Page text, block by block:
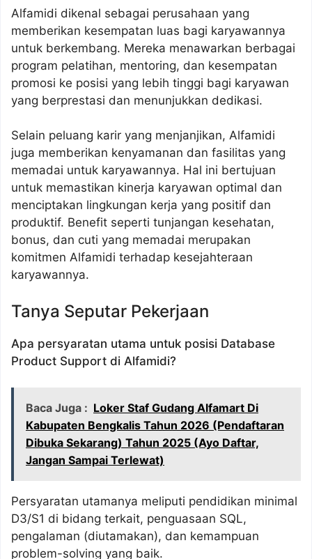
Alfamidi dikenal sebagai perusahaan yang
memberikan kesempatan luas bagi karyawannya
untuk berkembang. Mereka menawarkan berbagai
program pelatihan, mentoring, dan kesempatan
promosi ke posisi yang lebih tinggi bagi karyawan
yang berprestasi dan menunjukkan dedikasi.
Selain peluang karir yang menjanjikan, Alfamidi
juga memberikan kenyamanan dan fasilitas yang
memadai untuk karyawannya. Hal ini bertujuan
untuk memastikan kinerja karyawan optimal dan
menciptakan lingkungan kerja yang positif dan
produktif. Benefit seperti tunjangan kesehatan,
bonus, dan cuti yang memadai merupakan
komitmen Alfamidi terhadap kesejahteraan
karyawannya.
Tanya Seputar Pekerjaan
Apa persyaratan utama untuk posisi Database
Product Support di Alfamidi?
Baca Juga : Loker Staf Gudang Alfamart Di
Kabupaten Bengkalis Tahun 2026 (Pendaftaran
Dibuka Sekarang) Tahun 2025 (Ayo Daftar,
Jangan Sampai Terlewat)
Persyaratan utamanya meliputi pendidikan minimal
D3/S1 di bidang terkait, penguasaan SQL,
pengalaman (diutamakan), dan kemampuan
problem-solving yang baik.